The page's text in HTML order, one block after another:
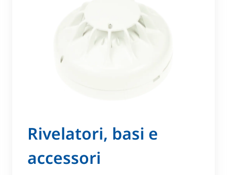
Rivelatori, basi e
accessori